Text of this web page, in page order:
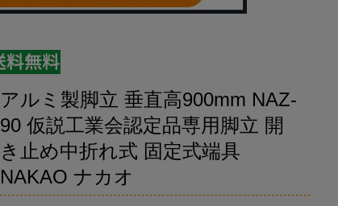
アルミ製脚立 垂直高900mm NAZ-
90 仮説工業会認定品専用脚立 開
き止め中折れ式 固定式端具
NAKAO ナカオ